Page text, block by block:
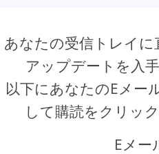
あなたの受信トレイに
アップデートを入
以下にあなたのEメー
して購読をクリッ
Eメー